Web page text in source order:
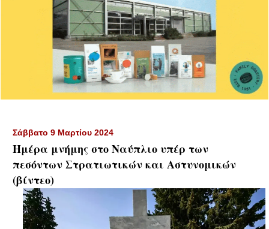
Σάββατο 9 Μαρτίου 2024
Ημέρα μνήμης στο Ναύπλιο υπέρ των
πεσόντων Στρατιωτικών και Αστυνομικών
(βίντεο)